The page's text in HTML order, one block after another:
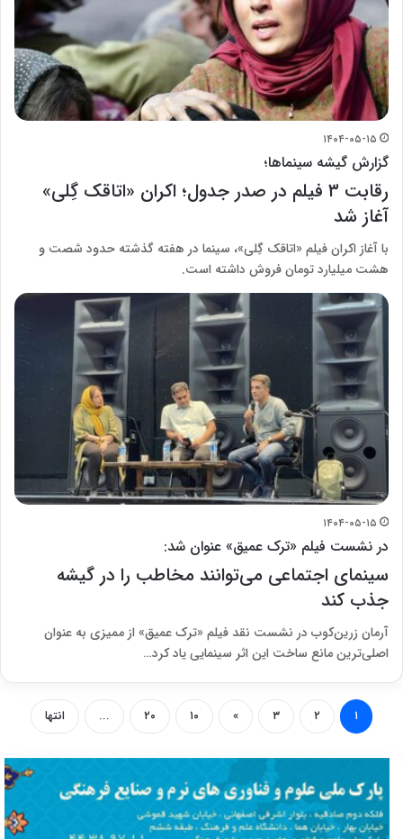
۱۴۰۴-۰۵-۱۵
گزارش گیشه سینماها؛
رقابت ۳ فیلم در صدر جدول؛ اکران «اتاقک گِلی»
آغاز شد
با آغاز اکران فیلم «اتاقک گِلی»، سینما در هفته گذشته حدود شصت و
هشت میلیارد تومان فروش داشته است.
۱۴۰۴-۰۵-۱۵
در نشست فیلم «ترک عمیق» عنوان شد:
سینمای اجتماعی می‌توانند مخاطب را در گیشه
جذب کند
آرمان زرین‌کوب در نشست نقد فیلم «ترک عمیق» از ممیزی به عنوان
اصلی‌ترین مانع ساخت این اثر سینمایی یاد کرد…
۱ ۲ ۳ » ۱۰ ۲۰ ... انتها